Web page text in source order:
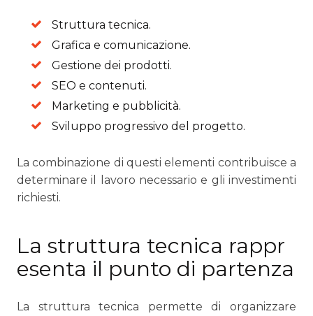
Struttura tecnica.
Grafica e comunicazione.
Gestione dei prodotti.
SEO e contenuti.
Marketing e pubblicità.
Sviluppo progressivo del progetto.
La combinazione di questi elementi contribuisce a
determinare il lavoro necessario e gli investimenti
richiesti.
La struttura tecnica rappr
esenta il punto di partenza
La struttura tecnica permette di organizzare